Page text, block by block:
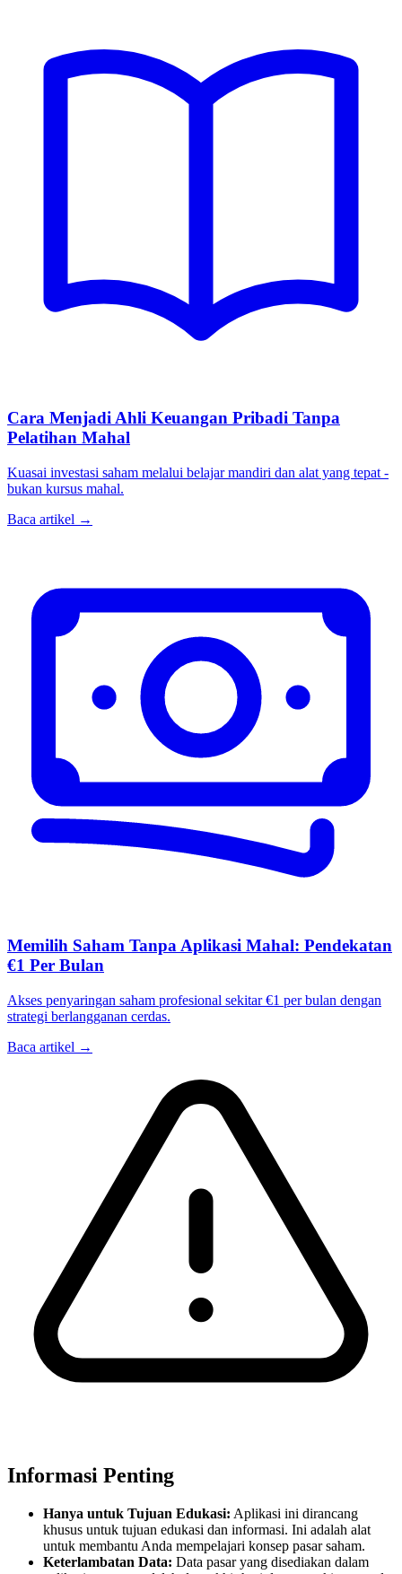
Cara Menjadi Ahli Keuangan Pribadi Tanpa
Pelatihan Mahal
Kuasai investasi saham melalui belajar mandiri dan alat yang tepat -
bukan kursus mahal.
Baca artikel →
Memilih Saham Tanpa Aplikasi Mahal: Pendekatan
€1 Per Bulan
Akses penyaringan saham profesional sekitar €1 per bulan dengan
strategi berlangganan cerdas.
Baca artikel →
Informasi Penting
Hanya untuk Tujuan Edukasi: Aplikasi ini dirancang
khusus untuk tujuan edukasi dan informasi. Ini adalah alat
untuk membantu Anda mempelajari konsep pasar saham.
Keterlambatan Data: Data pasar yang disediakan dalam